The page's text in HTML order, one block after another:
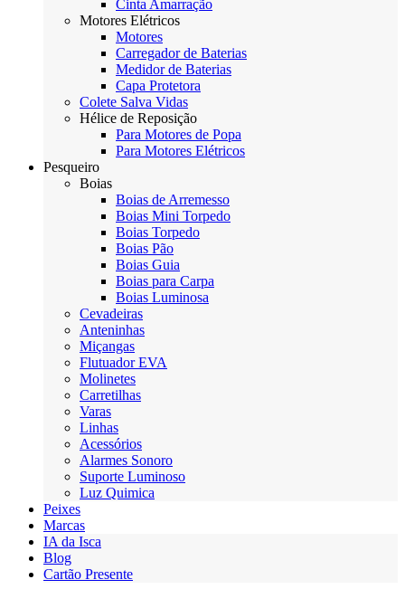
Cinta Amarração
Motores Elétricos
Motores
Carregador de Baterias
Medidor de Baterias
Capa Protetora
Colete Salva Vidas
Hélice de Reposição
Para Motores de Popa
Para Motores Elétricos
Pesqueiro
Boias
Boias de Arremesso
Boias Mini Torpedo
Boias Torpedo
Boias Pão
Boias Guia
Boias para Carpa
Boias Luminosa
Cevadeiras
Anteninhas
Miçangas
Flutuador EVA
Molinetes
Carretilhas
Varas
Linhas
Acessórios
Alarmes Sonoro
Suporte Luminoso
Luz Quimica
Peixes
Marcas
IA da Isca
Blog
Cartão Presente